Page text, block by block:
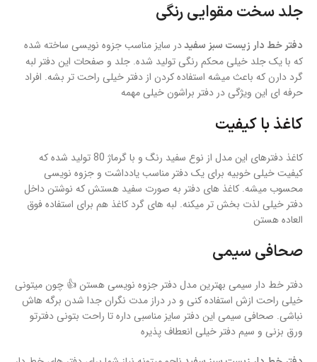
جلد سخت مقوایی رنگی
دفتر خط دار زیست سبز سفیددر سایز مناسب جزوه نویسی ساخته شده
که با یک جلد خیلی محکم رنگی تولید شده. جلد و صفحات این دفتر لبه
گرد دارن که باعث میشه استفاده کردن از دفتر خیلی راحت تر بشه. افراد
حرفه ای این ویژگی در دفتر براشون خیلی مهمه
کاغذ با کیفیت
کاغذ دفترهای این مدل از نوع سفید رنگ و با گرماژ 80 تولید شده که
کیفیت خیلی خوبیه برای یک دفتر مناسب یادداشت و جزوه نویسی
محسوب میشه. کاغذ های دفتر به صورت سفید هستش که نوشتن داخل
دفتر خیلی لذت بخش تر میکنه. لبه های گرد کاغذ هم برای استفاده فوق
العاده هستن
صحافی سیمی
دفتر خط دار سیمی بهترین مدل دفتر جزوه نویسی هستن 👍 چون میتونی
خیلی راحت ازش استفاده کنی و در دراز مدت نگران جدا شدن برگه هاش
نباشی. صحافی سیمی این دفتر سایز مناسبی داره تا راحت بتونی دفترتو
ورق بزنی و سیم دفتر خیلی انعطاف پذیره